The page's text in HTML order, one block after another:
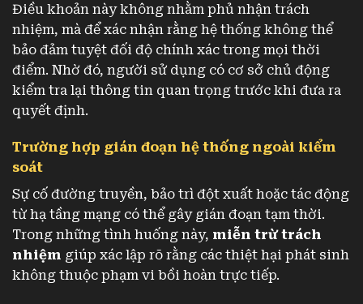
Điều khoản này không nhằm phủ nhận trách
nhiệm, mà để xác nhận rằng hệ thống không thể
bảo đảm tuyệt đối độ chính xác trong mọi thời
điểm. Nhờ đó, người sử dụng có cơ sở chủ động
kiểm tra lại thông tin quan trọng trước khi đưa ra
quyết định.
Trường hợp gián đoạn hệ thống ngoài kiểm
soát
Sự cố đường truyền, bảo trì đột xuất hoặc tác động
từ hạ tầng mạng có thể gây gián đoạn tạm thời.
Trong những tình huống này, miễn trừ trách
nhiệm giúp xác lập rõ rằng các thiệt hại phát sinh
không thuộc phạm vi bồi hoàn trực tiếp.